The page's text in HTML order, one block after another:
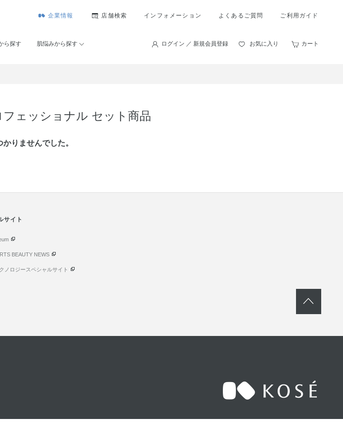
企業情報 店舗検索 インフォメーション よくあるご質問 ご利用ガイド
ら探す 肌悩みから探す ログイン ／ 新規会員登録 お気に入り カート
ェッショナル セット商品
りませんでした。
サイト
BEAUTY NEWS
ノロジースペシャルサイト